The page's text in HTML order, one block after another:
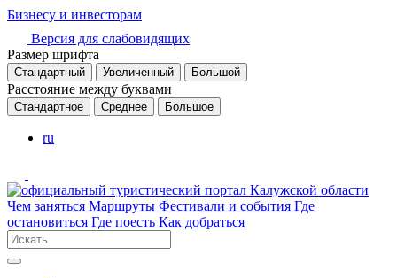
Бизнесу и инвесторам
Версия для слабовидящих
Размер шрифта
Стандартный Увеличенный Большой
Расстояние между буквами
Стандартное Среднее Большое
ru
Чем заняться Маршруты Фестивали и события Где
остановиться Где поесть Как добраться